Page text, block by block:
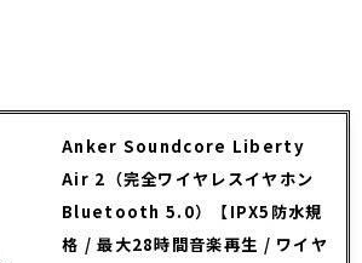
Anker Soundcore Liberty
Air 2（完全ワイヤレスイヤホン
Bluetooth 5.0）【IPX5防水規
格 / 最大28時間音楽再生 / ワイヤ